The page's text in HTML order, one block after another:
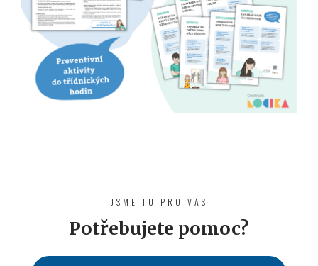
JSME TU PRO VÁS
Potřebujete pomoc?